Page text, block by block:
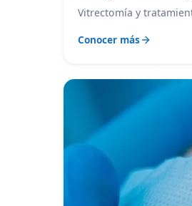
Vitrectomía y
Conocer más